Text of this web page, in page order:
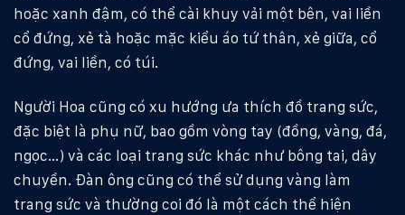
hoặc xanh đậm, có thể cài khuy vải một bên, vai liền
cổ đứng, xẻ tà hoặc mặc kiểu áo tứ thân, xẻ giữa, cổ
đứng, vai liền, có túi.
Người Hoa cũng có xu hướng ưa thích đồ trang sức,
đặc biệt là phụ nữ, bao gồm vòng tay (đồng, vàng, đá,
ngọc…) và các loại trang sức khác như bông tai, dây
chuyền. Ðàn ông cũng có thể sử dụng vàng làm
trang sức và thường coi đó là một cách thể hiện